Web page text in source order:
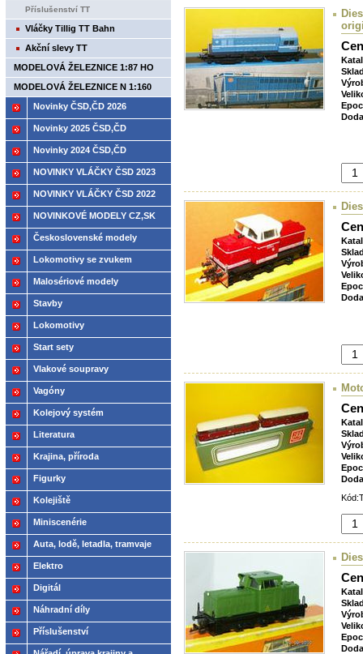
Příslušenství TT
Vláčky Tillig TT Bahn
Akční slevy TT
MODELOVÁ ŽELEZNICE 1:87 HO
MODELOVÁ ŽELEZNICE N 1:160
Novinky ČSD,ČD 2026
Novinky 2025 ČSD,ČD
Novinky 2024 ČSD,ČD
NOVINKY VLÁČKY ČSD 2023
NOVINKY VLÁČKY ČSD 2022
NOVINKOVÉ MODELY CZ,SK
2021
Československé modely
ČSD,ČD
Lokomotivy se zvukem
Malosériové modely
Stavby
Lokomotivy
Start sety
Vlakové soupravy
Vagóny
Kolejový systém
Literatura
Krajina, příroda
Figurky
Kolejiště
Miniscenérie
Auta, lodě, letadla, tramvaje
Elektro
Digitál
Náhradní díly
Příslušenství